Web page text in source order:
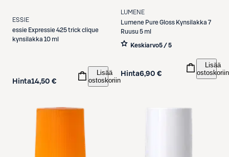
ESSIE
essie Expressie 425 trick clique
kynsilakka 10 ml
Hinta14,50 €
Lisää
ostoskoriin
LUMENE
Lumene Pure Gloss Kynsilakka 7
Ruusu 5 ml
Keskiarvo5 / 5
Hinta6,90 €
Lisää
ostoskoriin